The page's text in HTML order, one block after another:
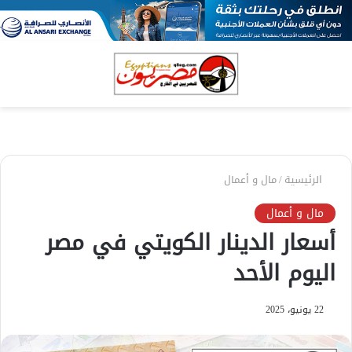
الرئيسية/مال و أعمال
مال و أعمال
أسعار الدينار الكويتي في مصر
اليوم الأحد
22 يونيو، 2025